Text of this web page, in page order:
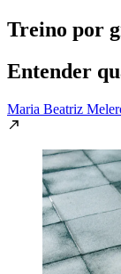
Treino por
Entender
Maria Beatriz